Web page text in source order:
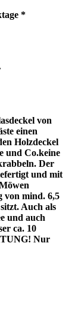
*
von
einen
Holzdeckel
und Co.keine
Der
und mit
von mind. 6,5
Auch als
und auch
ca. 10
Nur